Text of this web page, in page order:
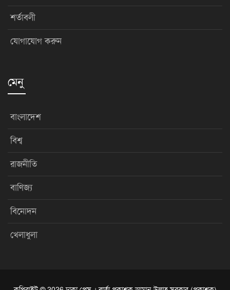
শর্তাবলী
যোগাযোগ করুন
মেনু
বাংলাদেশ
বিশ্ব
রাজনীতি
বাণিজ্য
বিনোদন
খেলাধুলা